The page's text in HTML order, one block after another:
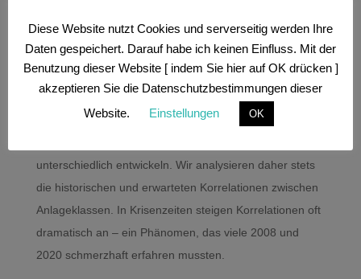
bevorzugen österreichische Titel. Diese emotionale
underperformen.
Korrelationen ignorieren
unterschiedlich entwickeln. Wir analysieren daher stets
die historischen und erwarteten Korrelationen zwischen
Anlageklassen. In Krisenzeiten steigen Korrelationen oft
dramatisch an – ein Phänomen, das viele 2008 und
2020 schmerzhaft erfahren mussten.
Diese Website nutzt Cookies und serverseitig werden Ihre
Daten gespeichert. Darauf habe ich keinen Einfluss. Mit der
Benutzung dieser Website [ indem Sie hier auf OK drücken ]
akzeptieren Sie die Datenschutzbestimmungen dieser
Website.
Einstellungen OK